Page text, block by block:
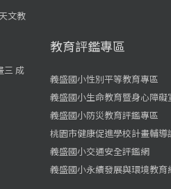
文教
三 成
教育評鑑專區
義盛國小性別平等教育專區
義盛國小生命教育暨身心障礙
義盛國小防災教育評鑑專區
桃園市健康促進學校計畫輔導
義盛國小交通安全評鑑網
義盛國小永續發展與環境教育